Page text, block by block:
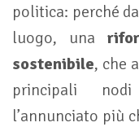
politica: perché
luogo, una
sostenibile, che
principali
l’annunciato più